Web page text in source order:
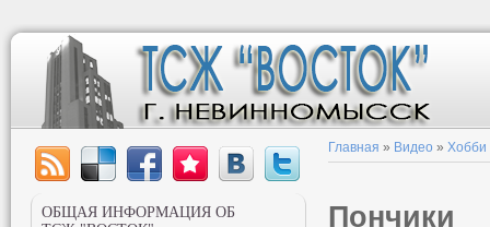
Главная » Видео » Хобби
Пончики
ОБЩАЯ ИНФОРМАЦИЯ ОБ